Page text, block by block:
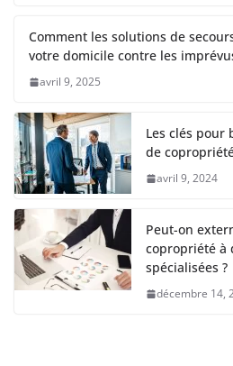
Comment les solutions de
votre domicile contre les
avril 9, 2025
Les clés pour
de
avril 9, 2024
Peut-on
copropriété à
spécialisées ?
décembre 14,